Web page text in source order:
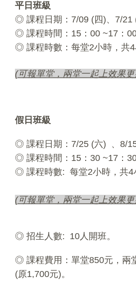
平日班級
◎ 課程日期：7/09 (四)、7/21
◎ 課程時間：15：00 ~17：
◎ 課程時數：每堂2小時，共4
(可報單堂，兩堂一起上效果更
假日班級
◎ 課程日期：7/25 (六)
◎ 課程時間：15：30 ~17：
◎ 課程時數: 每堂2小時，共4
(可報單堂，兩堂一起上效果更
◎ 招生人數: 10人開班。
◎ 課程費用：單堂850元，兩
(原1,700元)。